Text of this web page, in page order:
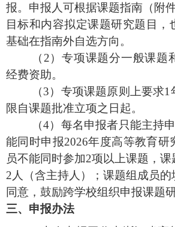
报。申报人可根据课题指南（附
目标和内容拟定课题研究题目，
基础在指南外自选方向。
（ 2）专项课题分一般课题
经费资助。
（3）专项课题原则上要求1
限自课题批准立项之日起。
（4）每名申报者只能主持
能同时申报2026年度高等教育研
员不能同时参加2项以上课题，
2人（含主持人）；课题组成员的
同意，鼓励跨学校组织申报课题研
三、申报办法